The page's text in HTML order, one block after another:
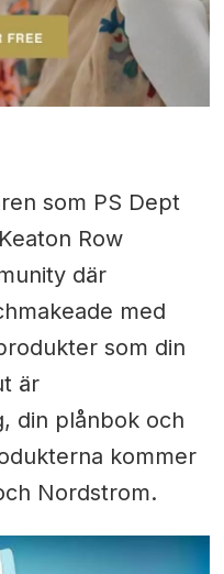
som PS Dept
Row
där
med
som din
är
din plånbok och
kommer
Nordstrom.